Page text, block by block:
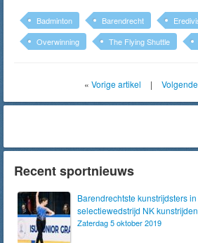
Badminton Barendrecht
Overwinning
The Flying Shuttle
« Vorige artikel |
Recent sportnieuws
Barendrechtste kunstrijdsters
selectiewedstrijd NK kunstrijden
Zaterdag 5 oktober 2019